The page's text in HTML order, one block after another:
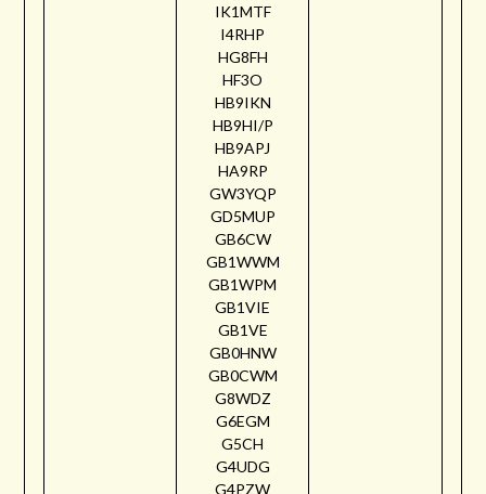
IK1MTF
I4RHP
HG8FH
HF3O
HB9IKN
HB9HI/P
HB9APJ
HA9RP
GW3YQP
GD5MUP
GB6CW
GB1WWM
GB1WPM
GB1VIE
GB1VE
GB0HNW
GB0CWM
G8WDZ
G6EGM
G5CH
G4UDG
G4PZW